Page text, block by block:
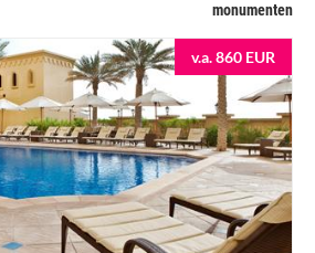
monumenten
v.a. 860 EUR